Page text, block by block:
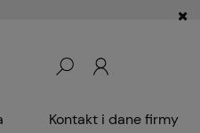
Kontakt i dane firmy